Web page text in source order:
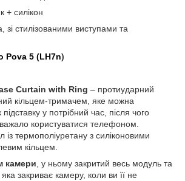
+ силікон
зі стилізованими виступами та
Pova 5 (LH7n)
Curtain with Ring – протиударний
кільцем-тримачем, яке можна
у потрібний час, після чого
користуватися телефоном.
із термополіуретану з силіконовими
кільцем.
камери, у ньому закритий весь модуль та
закриває камеру, коли ви її не